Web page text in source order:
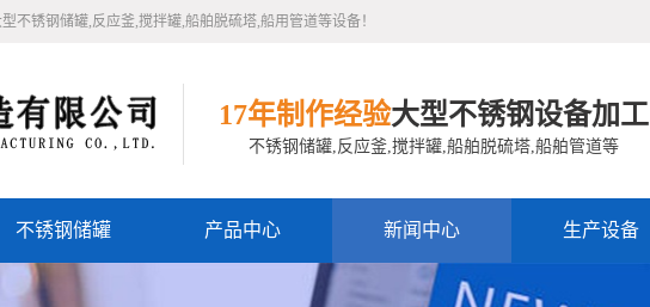
不锈钢储罐,反应釜,搅拌罐,船舶脱硫塔,船用管道等设备！
17年制作经验大型不锈钢设备加工
不锈钢储罐,反应釜,搅拌罐,船舶脱硫塔,船舶管道等
不锈钢储罐 产品中心 新闻中心 生产设备